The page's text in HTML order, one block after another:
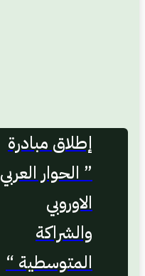
إطلاق مبادرة
” الحوار العربي
الاوروبي
والشراكة
المتوسطية “